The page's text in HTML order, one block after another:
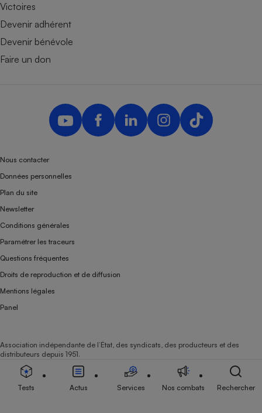
Victoires
Devenir adhérent
Devenir bénévole
Faire un don
Nous contacter
Données personnelles
Plan du site
Newsletter
Conditions générales
Paramétrer les traceurs
Questions fréquentes
Droits de reproduction et de diffusion
Mentions légales
Panel
Association indépendante de l’État, des syndicats, des producteurs et des
distributeurs depuis 1951.
Tests Actus Services Nos combats Rechercher